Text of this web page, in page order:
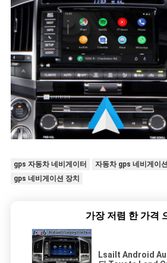
gps 자동차 네비게이터
자동차 gps 네비게이
gps 네비게이션 장치
가장 저렴 한 가격
Lsailt Android